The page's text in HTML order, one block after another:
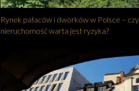
Rynek pałaców i dworków w Polsce –
nieruchomość warta jest ryzyka?